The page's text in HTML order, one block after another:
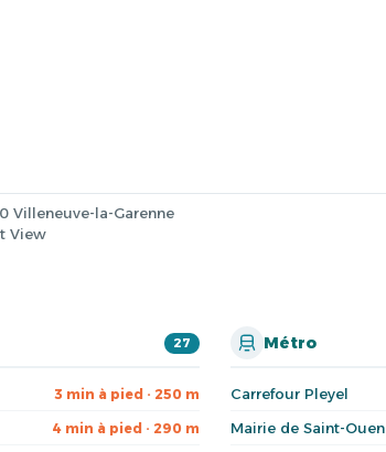
Villeneuve-la-Garenne
View
27
3 min à pied · 250 m
4 min à pied · 290 m
Métro
Carrefour Pleyel
Mairie de Saint-Ouen